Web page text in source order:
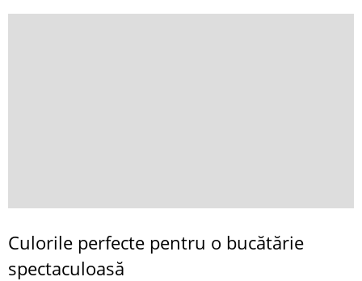
Culorile perfecte pentru o bucătărie
spectaculoasă